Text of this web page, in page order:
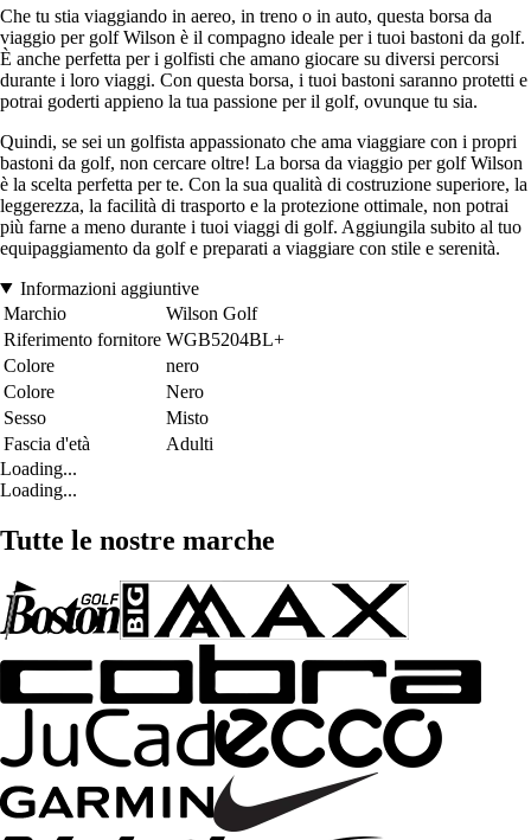
Che tu stia viaggiando in aereo, in treno o in auto, questa borsa da
viaggio per golf Wilson è il compagno ideale per i tuoi bastoni da golf.
È anche perfetta per i golfisti che amano giocare su diversi percorsi
durante i loro viaggi. Con questa borsa, i tuoi bastoni saranno protetti e
potrai goderti appieno la tua passione per il golf, ovunque tu sia.
Quindi, se sei un golfista appassionato che ama viaggiare con i propri
bastoni da golf, non cercare oltre! La borsa da viaggio per golf Wilson
è la scelta perfetta per te. Con la sua qualità di costruzione superiore, la
leggerezza, la facilità di trasporto e la protezione ottimale, non potrai
più farne a meno durante i tuoi viaggi di golf. Aggiungila subito al tuo
equipaggiamento da golf e preparati a viaggiare con stile e serenità.
Informazioni aggiuntive
Marchio
Wilson Golf
Riferimento fornitore WGB5204BL+
Colore
nero
Colore
Nero
Sesso
Misto
Fascia d'età
Adulti
Loading...
Loading...
Tutte le nostre marche